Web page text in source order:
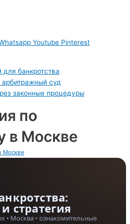
Youtube Pinterest
банкротства
суд
законные процедуры
по
в Москве
Москве
стратегия
• Москва • ознакомительные